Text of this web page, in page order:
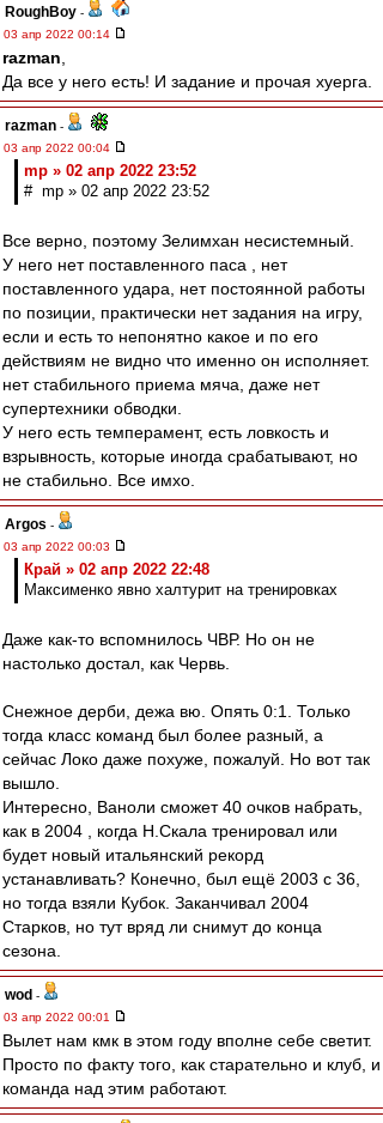
RoughBoy -
03 апр 2022 00:14
razman
Да все у него есть! И задание и прочая хуерга.
razman -
03 апр 2022 00:04
mp » 02 апр 2022 23:52
# mp » 02 апр 2022 23:52
Все верно, поэтому Зелимхан несистемный.
У него нет поставленного паса , нет
поставленного удара, нет постоянной работы
по позиции, практически нет задания на игру,
если и есть то непонятно какое и по его
действиям не видно что именно он исполняет.
нет стабильного приема мяча, даже нет
супертехники обводки.
У него есть темперамент, есть ловкость и
взрывность, которые иногда срабатывают, но
не стабильно. Все имхо.
Argos -
03 апр 2022 00:03
Край » 02 апр 2022 22:48
Максименко явно халтурит на тренировках
Даже как-то вспомнилось ЧВР. Но он не
настолько достал, как Червь.
Снежное дерби, дежа вю. Опять 0:1. Только
тогда класс команд был более разный, а
сейчас Локо даже похуже, пожалуй. Но вот так
вышло.
Интересно, Ваноли сможет 40 очков набрать,
как в 2004 , когда Н.Скала тренировал или
будет новый итальянский рекорд
устанавливать? Конечно, был ещё 2003 с 36,
но тогда взяли Кубок. Заканчивал 2004
Старков, но тут вряд ли снимут до конца
сезона.
wod -
03 апр 2022 00:01
Вылет нам кмк в этом году вполне себе светит.
Просто по факту того, как старательно и клуб, и
команда над этим работают.